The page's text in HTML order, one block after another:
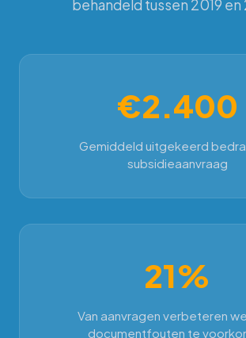
behandeld tussen 2019 en
€2.400
Gemiddeld uitgekeerd
subsidieaanvraag
21%
Van aanvragen verbeteren
documentfouten te